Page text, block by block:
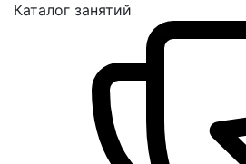
Каталог занятий